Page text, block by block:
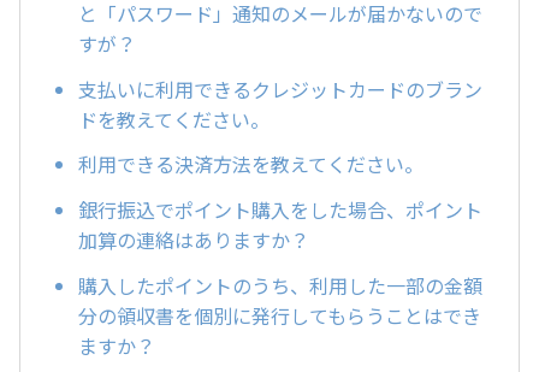
と「パスワード」通知のメールが届かないので
すが？
支払いに利用できるクレジットカードのブラン
ドを教えてください。
利用できる決済方法を教えてください。
銀行振込でポイント購入をした場合、ポイント
加算の連絡はありますか？
購入したポイントのうち、利用した一部の金額
分の領収書を個別に発行してもらうことはでき
ますか？